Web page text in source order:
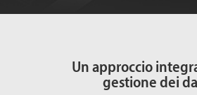
Un approccio
gestione dei